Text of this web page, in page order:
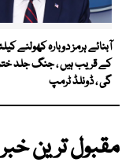
آبنائے ہرمز دوبارہ کھولنے
کے قریب ہیں ، جنگ جلد
گی ، ڈونلڈ ٹرمپ
مقبول ترین